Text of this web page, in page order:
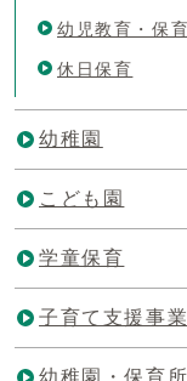
幼児教育・保
休日保育
幼稚園
こども園
学童保育
子育て支援事業
幼稚園・保育